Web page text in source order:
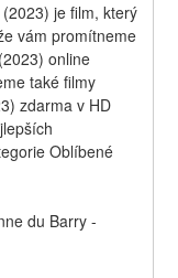
je film, který
vám promítneme
online
také filmy
zdarma v HD
Oblíbené
du Barry -